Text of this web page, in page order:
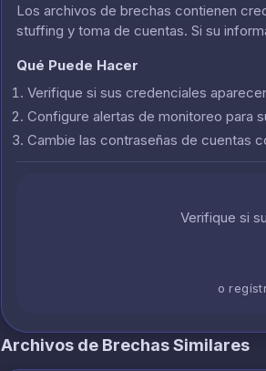
Los archivos de brechas contienen
stuffing y toma de cuentas. Si su
Qué Puede Hacer
Verifique si sus credenciales
Configure alertas de monitoreo para
Cambie las contraseñas de cuentas
Verifique si
o
Archivos de Brechas Similares